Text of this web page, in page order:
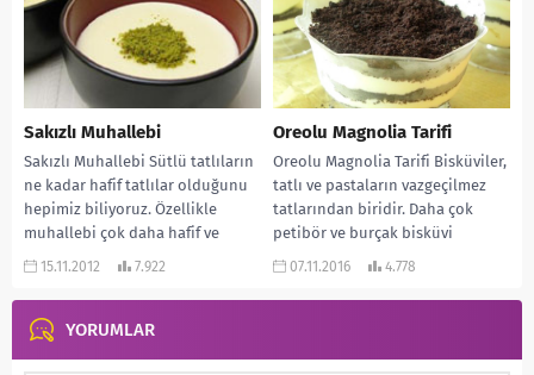
Sakızlı Muhallebi
Sakızlı Muhallebi Sütlü tatlıların
ne kadar hafif tatlılar olduğunu
hepimiz biliyoruz. Özellikle
muhallebi çok daha hafif ve
lezzetli gelir bana…...
15.11.2012 7.922
Oreolu Magnolia Tarifi
Oreolu Magnolia Tarifi Bisküviler,
tatlı ve pastaların vazgeçilmez
tatlarından biridir. Daha çok
petibör ve burçak bisküvi
kullanılsa da bu gün...
07.11.2016 4.778
YORUMLAR